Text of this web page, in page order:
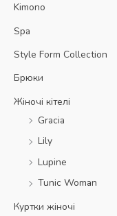
Kimono
Spa
Style Form Collection
Брюки
Жіночі кітелі
Gracia
Lily
Lupine
Tunic Woman
Куртки жіночі